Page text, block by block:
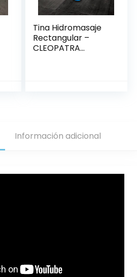
Tina Hidromasaje
Rectangular –
CLEOPATRA
Información adicional